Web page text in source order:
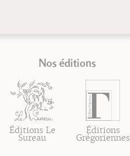
Nos éditions
Éditions Le
Sureau
Éditions
Grégoriennes